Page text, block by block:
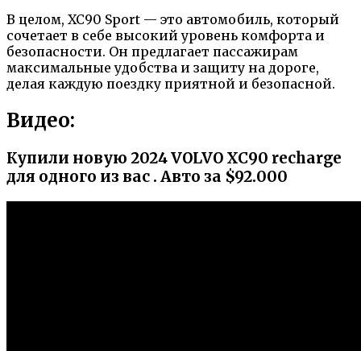
В целом, XC90 Sport — это автомобиль, который
сочетает в себе высокий уровень комфорта и
безопасности. Он предлагает пассажирам
максимальные удобства и защиту на дороге,
делая каждую поездку приятной и безопасной.
Видео:
Купили новую 2024 VOLVO XC90 recharge
для одного из вас . Авто за $92.000